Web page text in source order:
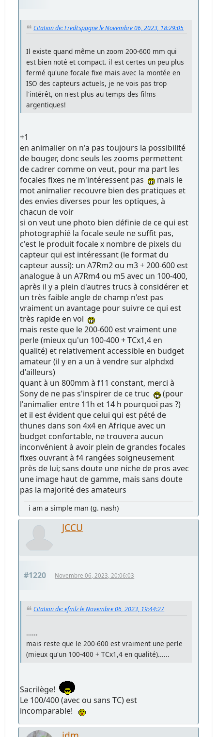
Citation de: FredEspagne le Novembre 06, 2023, 18:29:05
Il existe quand même un zoom 200-600 mm qui
est bien noté et compact. il est certes un peu plus
fermé qu'une focale fixe mais avec la montée en
ISO des capteurs actuels, je ne vois pas trop
l'intérêt, on n'est plus au temps des films
argentiques!
+1
en animalier on n'a pas toujours la possibilité
de bouger, donc seuls les zooms permettent
de cadrer comme on veut, pour ma part les
focales fixes ne m'intéressent pas
mais le
mot animalier recouvre bien des pratiques et
des envies diverses pour les optiques, à
chacun de voir
si on veut une photo bien définie de ce qui est
photographié la focale seule ne suffit pas,
c'est le produit focale x nombre de pixels du
capteur qui est intéressant (le format du
capteur aussi): un A7Rm2 ou m3 + 200-600 est
analogue à un A7Rm4 ou m5 avec un 100-400,
après il y a plein d'autres trucs à considérer et
un très faible angle de champ n'est pas
vraiment un avantage pour suivre ce qui est
très rapide en vol
mais reste que le 200-600 est vraiment une
perle (mieux qu'un 100-400 + TCx1,4 en
qualité) et relativement accessible en budget
amateur (il y en a un à vendre sur alphdxd
d'ailleurs)
quant à un 800mm à f11 constant, merci à
Sony de ne pas s'inspirer de ce truc
(pour
l'animalier entre 11h et 14 h pourquoi pas ?)
et il est évident que celui qui est pété de
thunes dans son 4x4 en Afrique avec un
budget confortable, ne trouvera aucun
inconvénient à avoir plein de grandes focales
fixes ouvrant à f4 rangées soigneusement
près de lui; sans doute une niche de pros avec
une image haut de gamme, mais sans doute
pas la majorité des amateurs
i am a simple man (g. nash)
JCCU
#1220 Novembre 06, 2023, 20:06:03
Citation de: efmlz le Novembre 06, 2023, 19:44:27
......
mais reste que le 200-600 est vraiment une perle
(mieux qu'un 100-400 + TCx1,4 en qualité)......
Sacrilège!
Le 100/400 (avec ou sans TC) est
incomparable!